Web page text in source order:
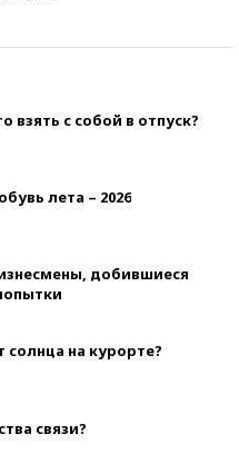
с собой в отпуск?
лета – 2026
добившиеся
солнца на курорте?
связи?